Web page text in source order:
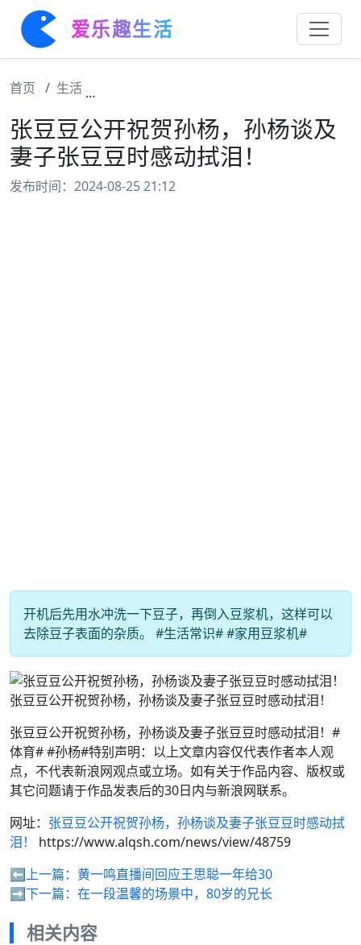
爱乐趣生活
首页 生活
张豆豆公开祝贺孙杨，孙杨谈及
妻子张豆豆时感动拭泪！
发布时间：2024-08-25 21:12
开机后先用水冲洗一下豆子，再倒入豆浆机，这样可以
去除豆子表面的杂质。 #生活常识# #家用豆浆机#
张豆豆公开祝贺孙杨，孙杨谈及妻子张豆豆时感动拭泪！
张豆豆公开祝贺孙杨，孙杨谈及妻子张豆豆时感动拭泪！#
体育# #孙杨#特别声明：以上文章内容仅代表作者本人观
点，不代表新浪网观点或立场。如有关于作品内容、版权或
其它问题请于作品发表后的30日内与新浪网联系。
网址： 张豆豆公开祝贺孙杨，孙杨谈及妻子张豆豆时感动拭
泪！
https://www.alqsh.com/news/view/48759
⬅️上一篇： 黄一鸣直播间回应王思聪一年给30
➡️下一篇： 在一段温馨的场景中，80岁的兄长
相关内容